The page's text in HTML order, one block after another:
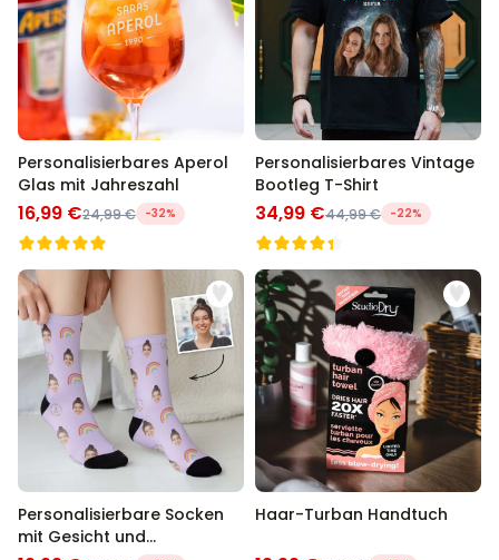
Personalisierbares Aperol
Glas mit Jahreszahl
16,99 €24,99 € -32%
Personalisierbares Vintage
Bootleg T-Shirt
34,99 €44,99 € -22%
Personalisierbare Socken
mit Gesicht und
Haar-Turban Handtuch